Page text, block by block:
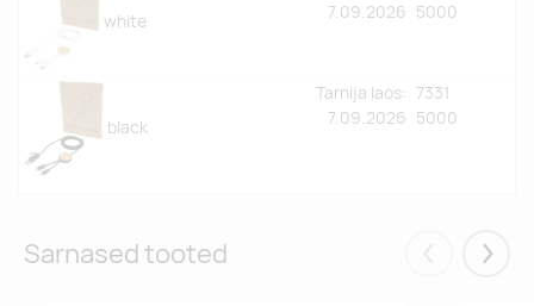
white
7.09.2026 5000
black
Tarnija laos:
7.09.2026
7331
5000
Sarnased tooted Eelmised